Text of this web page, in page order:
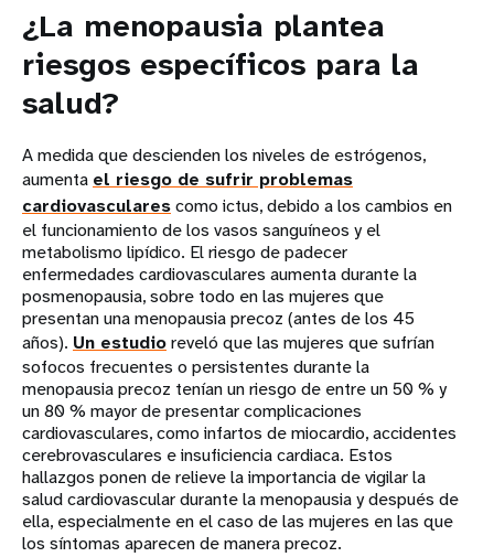
¿La menopausia plantea
riesgos específicos para la
salud?
A medida que descienden los niveles de estrógenos,
aumenta el riesgo de sufrir problemas
cardiovascularescomo ictus, debido a los cambios en
el funcionamiento de los vasos sanguíneos y el
metabolismo lipídico. El riesgo de padecer
enfermedades cardiovasculares aumenta durante la
posmenopausia, sobre todo en las mujeres que
presentan una menopausia precoz (antes de los 45
años). Un estudioreveló que las mujeres que sufrían
sofocos frecuentes o persistentes durante la
menopausia precoz tenían un riesgo de entre un 50 % y
un 80 % mayor de presentar complicaciones
cardiovasculares, como infartos de miocardio, accidentes
cerebrovasculares e insuficiencia cardiaca. Estos
hallazgos ponen de relieve la importancia de vigilar la
salud cardiovascular durante la menopausia y después de
ella, especialmente en el caso de las mujeres en las que
los síntomas aparecen de manera precoz.